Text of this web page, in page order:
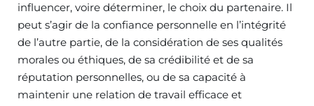
influencer, voire déterminer, le choix du partenaire. Il
peut s’agir de la confiance personnelle en l’intégrité
de l’autre partie, de la considération de ses qualités
morales ou éthiques, de sa crédibilité et de sa
réputation personnelles, ou de sa capacité à
maintenir une relation de travail efficace et